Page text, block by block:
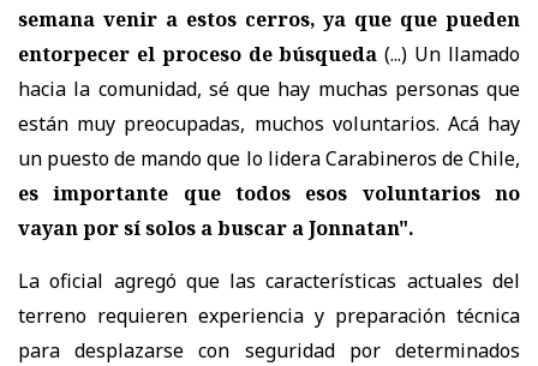
semana venir a estos cerros, ya que que pueden
entorpecer el proceso de búsqueda (...) Un llamado
hacia la comunidad, sé que hay muchas personas que
están muy preocupadas, muchos voluntarios. Acá hay
un puesto de mando que lo lidera Carabineros de Chile,
es importante que todos esos voluntarios no
vayan por sí solos a buscar a Jonnatan".
La oficial agregó que las características actuales del
terreno requieren experiencia y preparación técnica
para desplazarse con seguridad por determinados